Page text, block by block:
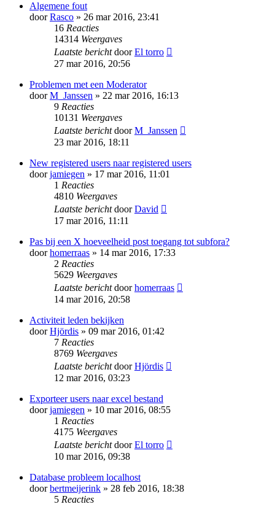
Algemene fout
doorRasco » 26 mar 2016, 23:41
16 Reacties
14314 Weergaves
Laatste berichtdoorEl torro
27 mar 2016, 20:56
Problemen met een Moderator
doorM_Janssen » 22 mar 2016, 16:13
9 Reacties
10131 Weergaves
Laatste berichtdoorM_Janssen
23 mar 2016, 18:11
New registered users naar registered users
doorjamiegen » 17 mar 2016, 11:01
1 Reacties
4810 Weergaves
Laatste berichtdoorDavid
17 mar 2016, 11:11
Pas bij een X hoeveelheid post toegang tot subfora?
doorhomerraas » 14 mar 2016, 17:33
2 Reacties
5629 Weergaves
Laatste berichtdoorhomerraas
14 mar 2016, 20:58
Activiteit leden bekijken
doorHjördis » 09 mar 2016, 01:42
7 Reacties
8769 Weergaves
Laatste berichtdoorHjördis
12 mar 2016, 03:23
Exporteer users naar excel bestand
doorjamiegen » 10 mar 2016, 08:55
1 Reacties
4175 Weergaves
Laatste berichtdoorEl torro
10 mar 2016, 09:38
Database probleem localhost
doorbertmeijerink » 28 feb 2016, 18:38
5 Reacties